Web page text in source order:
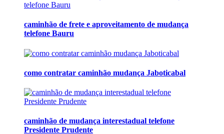
caminhão de frete e aproveitamento de mudança
telefone Bauru
como contratar caminhão mudança Jaboticabal
caminhão de mudança interestadual telefone
Presidente Prudente